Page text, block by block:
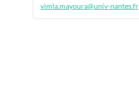
vimla.mayoura@univ-nantes.fr